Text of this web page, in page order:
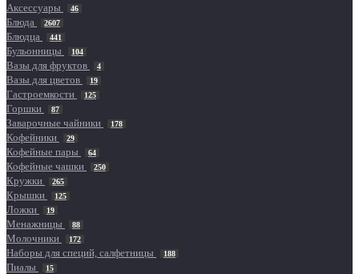
Аксессуары 46
Блюда 2607
Блюдца 441
Бульонницы 104
Вазы для фруктов 4
Вазы для цветов 19
Гастроемкости 125
Горшки 87
Заварочные чайники 178
Кофейники 29
Кофейные пары 64
Кофейные чашки 250
Кружки 265
Крышки 125
Ложки 19
Менажницы 88
Молочники 172
Наборы для специй, салфетницы 188
Пиалы 15